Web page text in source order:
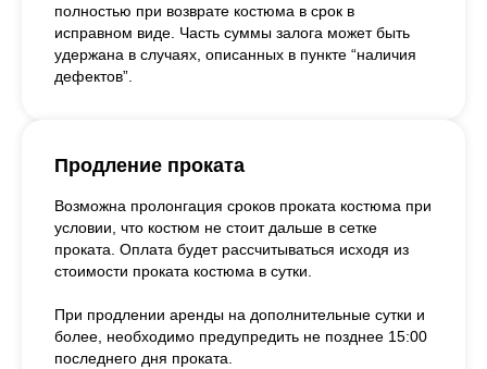
полностью при возврате костюма в срок в
исправном виде. Часть суммы залога может быть
удержана в случаях, описанных в пункте “наличия
дефектов”.
Продление проката
Возможна пролонгация сроков проката костюма при
условии, что костюм не стоит дальше в сетке
проката. Оплата будет рассчитываться исходя из
стоимости проката костюма в сутки.
При продлении аренды на дополнительные сутки и
более, необходимо предупредить не позднее 15:00
последнего дня проката.